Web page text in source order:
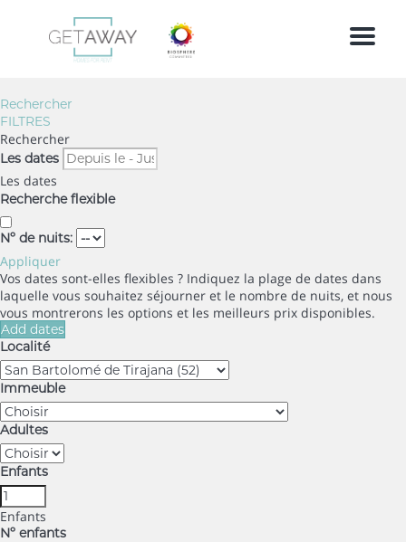
Menu
Rechercher
FILTRES
Rechercher
Les dates
Les dates
Recherche flexible
Nº de nuits:
Appliquer
Vos dates sont-elles flexibles ? Indiquez la plage de dates dans
laquelle vous souhaitez séjourner et le nombre de nuits, et nous
vous montrerons les options et les meilleurs prix disponibles.
Add dates
Localité
Immeuble
Adultes
Enfants
Enfants
Nº enfants